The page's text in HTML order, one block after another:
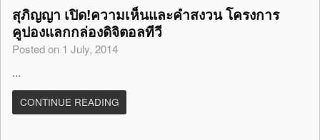
สุภิญญา เปิด!ความเห็นและคำสงวน โครงการ
คูปองแลกกล่องดิจิตอลทีวี
Posted on 1 July, 2014
...
CONTINUE READING